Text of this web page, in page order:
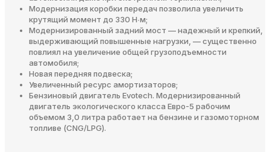
Модернизация коробки передач позволила увеличить
крутящий момент до 330 Н∙м;
Модернизированный задний мост — надежный и крепкий,
выдерживающий повышенные нагрузки, — существенно
повлиял на увеличение общей грузоподъемности
автомобиля;
Новая передняя подвеска;
Увеличенный ресурс амортизаторов;
Бензиновый двигатель Evotech. Модернизированный
двигатель экологического класса Евро-5 рабочим
объемом 3,0 литра работает на бензине и газомоторном
топливе (CNG/LPG).